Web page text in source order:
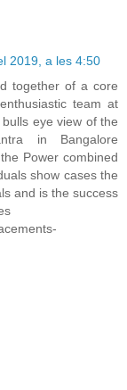
2019, a les 4:50
together of a core
team at
eye view of the
in Bangalore
Power combined
show cases the
and is the success